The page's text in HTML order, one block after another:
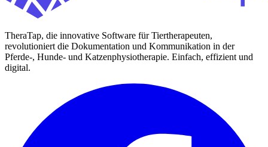
TheraTap, die innovative Software für Tiertherapeuten,
revolutioniert die Dokumentation und Kommunikation in der
Pferde-, Hunde- und Katzenphysiotherapie. Einfach, effizient und
digital.